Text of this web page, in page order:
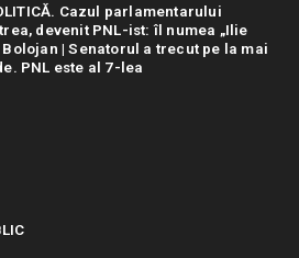
Cazul parlamentarului
devenit PNL-ist: îl numea „Ilie
Bolojan | Senatorul a trecut pe la mai
PNL este al 7-lea